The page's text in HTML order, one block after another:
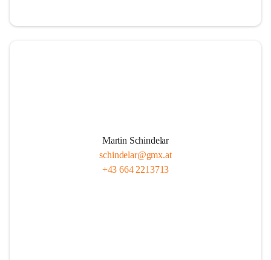
Martin Schindelar
schindelar@gmx.at
+43 664 2213713